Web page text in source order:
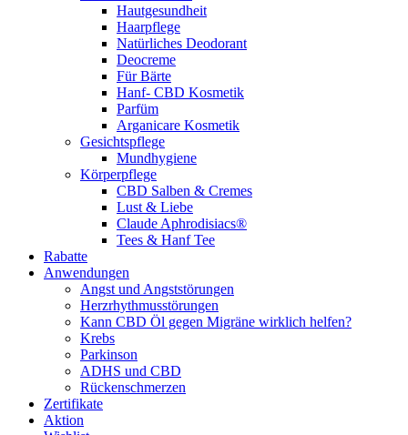
Hautgesundheit
Haarpflege
Natürliches Deodorant
Deocreme
Für Bärte
Hanf- CBD Kosmetik
Parfüm
Arganicare Kosmetik
Gesichtspflege
Mundhygiene
Körperpflege
CBD Salben & Cremes
Lust & Liebe
Claude Aphrodisiacs®
Tees & Hanf Tee
Rabatte
Anwendungen
Angst und Angststörungen
Herzrhythmusstörungen
Kann CBD Öl gegen Migräne wirklich helfen?
Krebs
Parkinson
ADHS und CBD
Rückenschmerzen
Zertifikate
Aktion